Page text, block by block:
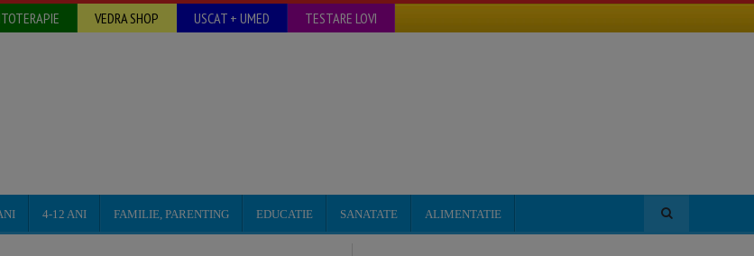
VEDRA SHOP USCAT + UMED TESTARE LOVI
4-12 ANI FAMILIE, PARENTING EDUCATIE SANATATE ALIMENTATIE